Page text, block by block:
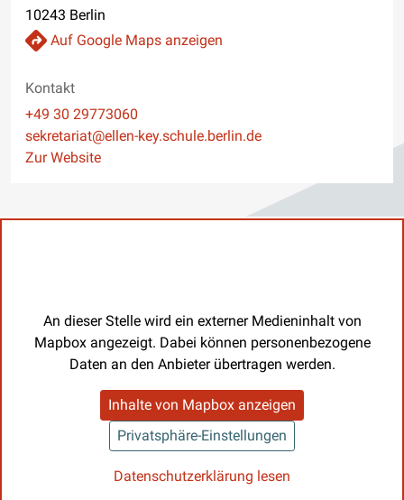
10243 Berlin
Auf Google Maps anzeigen
Kontakt
Telefon
+49 30 29773060
E-Mail
sekretariat@ellen-key.schule.berlin.de
Website
Zur Website
An dieser Stelle wird ein externer Medieninhalt von
Mapbox angezeigt. Dabei können personenbezogene
Daten an den Anbieter übertragen werden.
Inhalte von Mapbox anzeigen
Privatsphäre-Einstellungen
Datenschutzerklärung lesen